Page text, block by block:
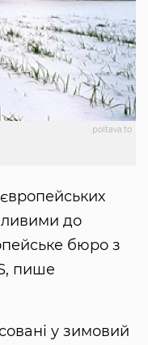
poltava.to
до
бюро з
пише
у зимовий